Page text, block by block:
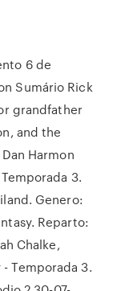
6 de
Sumário Rick
grandfather
and the
Harmon
3.
Genero:
Reparto:
Chalke,
Temporada 3.